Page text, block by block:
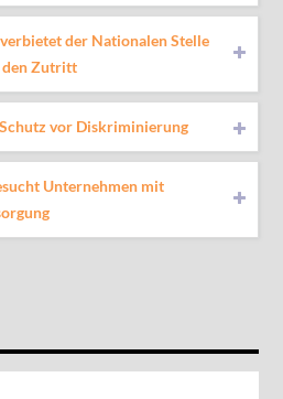
MHzSteinfurt103,9 MHz
der Nationalen Stelle
den Zutritt
Schutz vor Diskriminierung
Unternehmen mit